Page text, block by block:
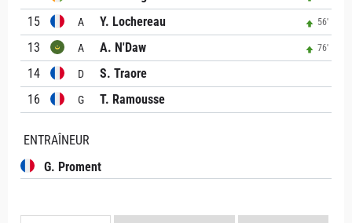
15 A Y. Lochereau 56'
13 A A. N'Daw 76'
14 D
S. Traore
16
G T. Ramousse
ENTRAÎNEUR
G. Proment